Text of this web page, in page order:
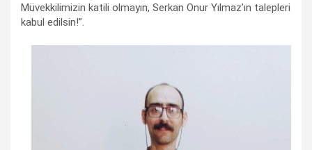
Müvekkilimizin katili olmayın, Serkan Onur Yılmaz’ın talepleri
kabul edilsin!”.